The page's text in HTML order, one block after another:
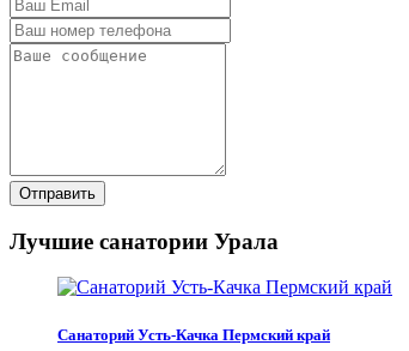
Отправить
Лучшие санатории Урала
Санаторий Усть-Качка Пермский край